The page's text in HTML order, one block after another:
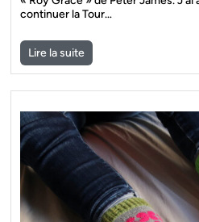
continuer la Tour…
Lire la suite